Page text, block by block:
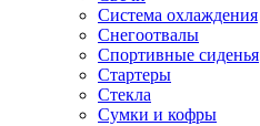
Система охлаждения
Снегоотвалы
Спортивные сиденья
Стартеры
Стекла
Сумки и кофры